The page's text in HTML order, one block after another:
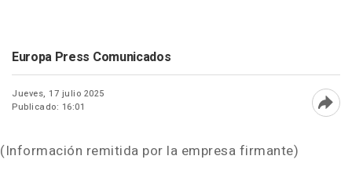
Europa Press Comunicados
Jueves, 17 julio 2025
Publicado: 16:01
(Información remitida por la empresa firmante)